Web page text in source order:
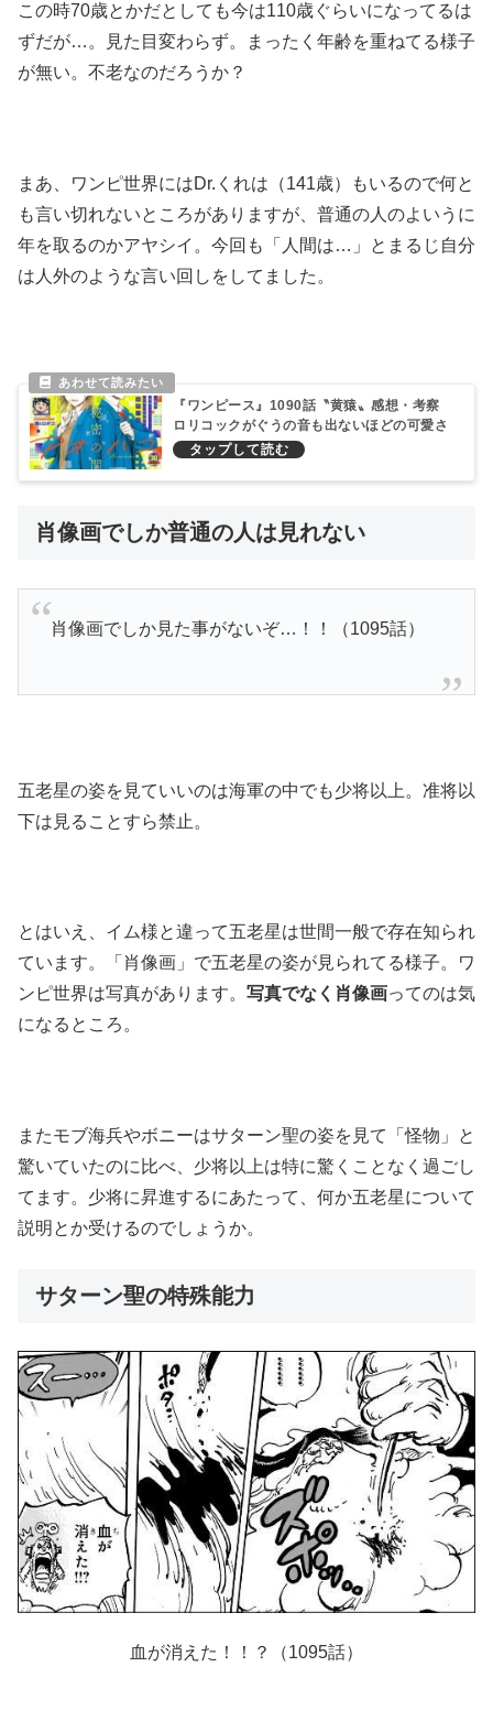
この時70歳とかだとしても今は110歳ぐらいになってるは
ずだが…。見た目変わらず。まったく年齢を重ねてる様子
が無い。不老なのだろうか？
まあ、ワンピ世界にはDr.くれは（141歳）もいるので何と
も言い切れないところがありますが、普通の人のよいうに
年を取るのかアヤシイ。今回も「人間は…」とまるじ自分
は人外のような言い回しをしてました。
『ワンピース』1090話〝黄猿〟感想・考察
ロリコックがぐうの音も出ないほどの可愛さ
肖像画でしか普通の人は見れない
肖像画でしか見た事がないぞ…！！（1095話）
五老星の姿を見ていいのは海軍の中でも少将以上。准将以
下は見ることすら禁止。
とはいえ、イム様と違って五老星は世間一般で存在知られ
ています。「肖像画」で五老星の姿が見られてる様子。ワ
ンピ世界は写真があります。 写真でなく肖像画ってのは気
になるところ。
またモブ海兵やボニーはサターン聖の姿を見て「怪物」と
驚いていたのに比べ、少将以上は特に驚くことなく過ごし
てます。少将に昇進するにあたって、何か五老星について
説明とか受けるのでしょうか。
サターン聖の特殊能力
血が消えた！！？（1095話）